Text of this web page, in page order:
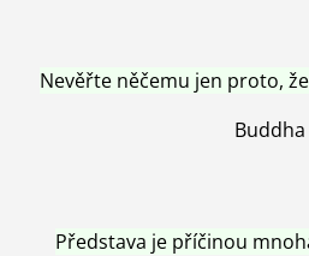
Nevěřte něčemu jen proto,
Buddha
Představa je příčinou